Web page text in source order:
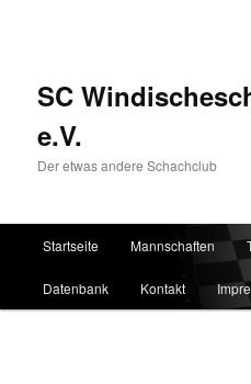
SC
e.V.
Der etwas andere Schachclub
Zum Inhalt wechseln
Zum sekundären Inhalt
Startseite Mannschaften
Datenbank Kontakt